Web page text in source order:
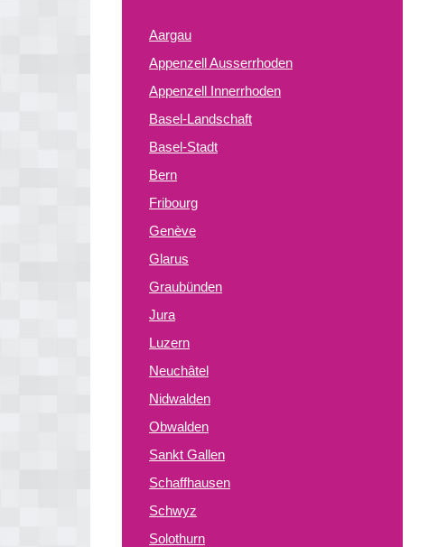
Aargau
Appenzell Ausserrhoden
Appenzell Innerrhoden
Basel-Landschaft
Basel-Stadt
Bern
Fribourg
Genève
Glarus
Graubünden
Jura
Luzern
Neuchâtel
Nidwalden
Obwalden
Sankt Gallen
Schaffhausen
Schwyz
Solothurn